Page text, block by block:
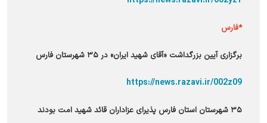
*فارس
برگزاری آیین بزرگداشت «آقای شهید ایران» در ۳۵ شهرستان فارس
https://news.razavi.ir/002z09
۳۵ شهرستان استان فارس پذیرای عزاداران قائد شهید امت بودند